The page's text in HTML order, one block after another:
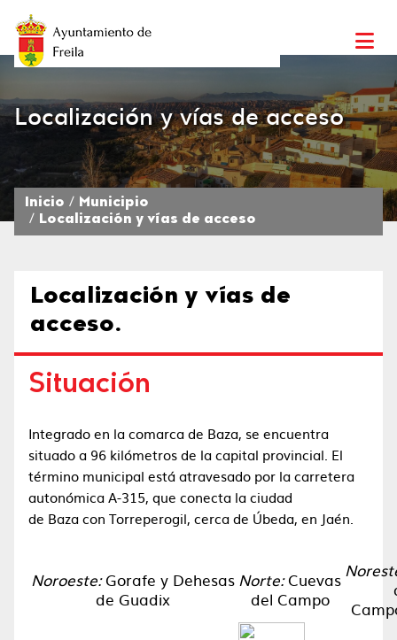
Localización y vías de acceso
Inicio
Municipio
Localización y vías de acceso
Localización y vías de
acceso.
Situación
Integrado en la comarca de Baza, se encuentra
situado a 96 kilómetros de la capital provincial. El
término municipal está atravesado por la carretera
autonómica A-315, que conecta la ciudad
de Baza con Torreperogil, cerca de Úbeda, en Jaén.
Noroeste:Gorafe y Dehesas
de Guadix
Norte:Cuevas
del Campo